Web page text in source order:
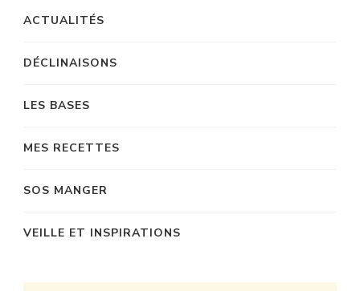
ACTUALITÉS
DÉCLINAISONS
LES BASES
MES RECETTES
SOS MANGER
VEILLE ET INSPIRATIONS